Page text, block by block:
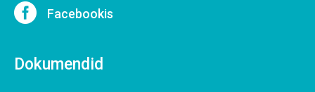
 Facebookis
Dokumendid